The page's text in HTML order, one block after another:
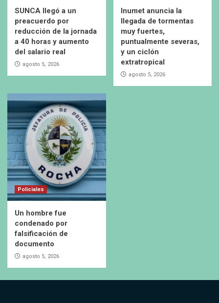
SUNCA llegó a un
preacuerdo por
reducción de la jornada
a 40 horas y aumento
del salario real
agosto 5, 2026
Inumet anuncia la
llegada de tormentas
muy fuertes,
puntualmente severas,
y un ciclón
extratropical
agosto 5, 2026
Policiales
Un hombre fue
condenado por
falsificación de
documento
agosto 5, 2026